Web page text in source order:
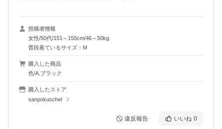
投稿者情報
女性/50代/151～155cm/46～50kg
普段着ているサイズ：M
購入した商品
色/A.ブラック
購入したストア
sanpokuschel
違反報告 いいね 0